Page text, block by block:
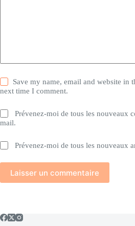
Save my name, email and website in
next time I comment.
Prévenez-moi de tous les nouveaux
mail.
Prévenez-moi de tous les nouveaux
Laisser un commentaire